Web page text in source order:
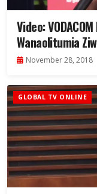
Video:
Wanaolitumia
November 28, 2018
GLOBAL TV ONLINE